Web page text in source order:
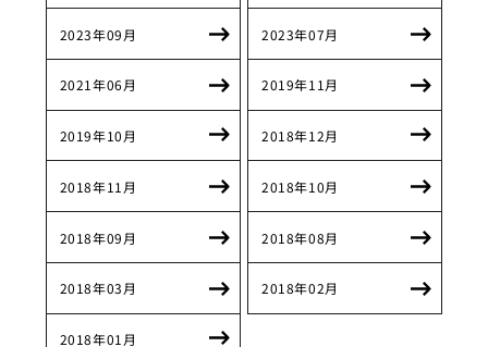
2023年09月 2023年07月
2021年06月 2019年11月
2019年10月 2018年12月
2018年11月 2018年10月
2018年09月 2018年08月
2018年03月 2018年02月
2018年01月